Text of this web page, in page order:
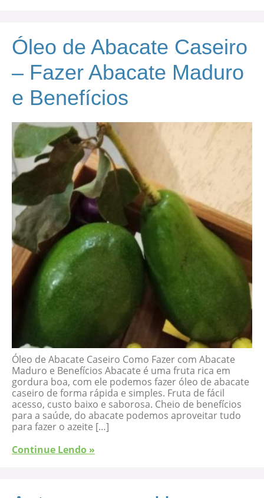
Óleo de Abacate Caseiro
– Fazer Abacate Maduro
e Benefícios
Óleo de Abacate Caseiro Como Fazer com Abacate
Maduro e Benefícios Abacate é uma fruta rica em
gordura boa, com ele podemos fazer óleo de abacate
caseiro de forma rápida e simples. Fruta de fácil
acesso, custo baixo e saborosa. Cheio de benefícios
para a saúde, do abacate podemos aproveitar tudo
para fazer o azeite […]
Continue Lendo »